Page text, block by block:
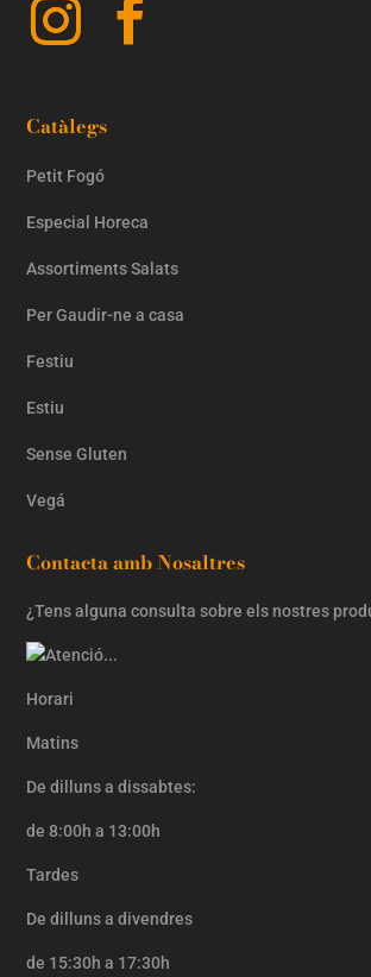
Catàlegs
Petit Fogó
Especial Horeca
Assortiments Salats
Per Gaudir-ne a casa
Festiu
Estiu
Sense Gluten
Vegá
Contacta amb Nosaltres
¿Tens alguna consulta sobre els nostres
Horari
Matins
De dilluns a dissabtes:
de 8:00h a 13:00h
Tardes
De dilluns a divendres
de 15:30h a 17:30h